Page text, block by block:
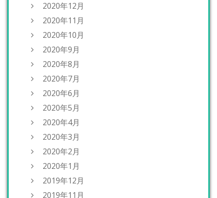
2020年12月
2020年11月
2020年10月
2020年9月
2020年8月
2020年7月
2020年6月
2020年5月
2020年4月
2020年3月
2020年2月
2020年1月
2019年12月
2019年11月